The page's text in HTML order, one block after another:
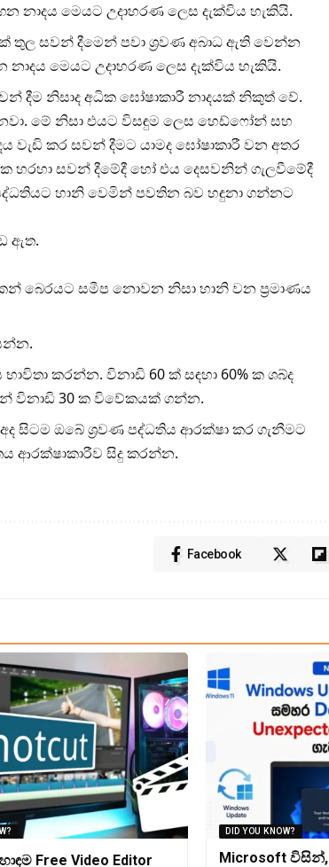
නාදය මෙයට උදාහරණ ලෙස දැක්විය හැකියි.
තුල සවන් දීමෙන් පවා ශ්‍රවණ අබාධ ඇති වෙන්න
මෙයට උදාහරණ ලෙස දැක්විය හැකියි.
දීම නිසාද අධික ඝෝෂාකාරී නාදයක් නිකුත් වේ.
මේ නිසා එයට විසඳුම ලෙස හෙඩ්ෆෝන් සහ
වැඩි කර සවන් දීමට යාමද ඝෝෂාකාරී වන අතර
සවන් දීමේදී හෝ එය දෙසවනින් ගැලවීමේදී
හානි වෙමින් පවතින බව හඳුනා ගන්නට
ඇත.
බෙරයට සමීප නොවන නිසා හානි වන ප්‍රමාණය
කරන්න. විනාඩි 60 ක් සඳහා 60% ක ශබ්ද
විනාඩි 30 ක විවේකයක් ගන්න.
සිටම ඔබේ ශ්‍රවණ පද්ධතිය ආරක්ෂා කර ගැනීමට
ආරක්ෂාකාරීව සිදු කරන්න.
Facebook
Free Video Editor
DID YOU KNOW?
Microsoft විසින්,